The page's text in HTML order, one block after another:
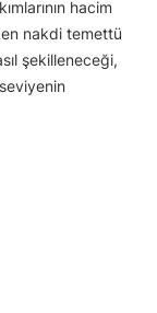
hacim
nakdi temettü
şekilleneceği,